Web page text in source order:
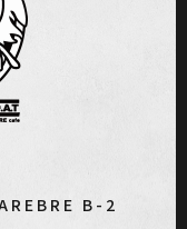
B-2